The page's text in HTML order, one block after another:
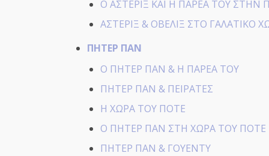
Ο ΑΣΤΕΡΙΞ ΚΑΙ Η ΠΑΡΕΑ ΤΟΥ ΣΤΗΝ
ΑΣΤΕΡΙΞ & ΟΒΕΛΙΞ ΣΤΟ ΓΑΛΑΤΙΚΟ
ΠΗΤΕΡ ΠΑΝ
Ο ΠΗΤΕΡ ΠΑΝ & Η ΠΑΡΕΑ ΤΟΥ
ΠΗΤΕΡ ΠΑΝ & ΠΕΙΡΑΤΕΣ
Η ΧΩΡΑ ΤΟΥ ΠΟΤΕ
Ο ΠΗΤΕΡ ΠΑΝ ΣΤΗ ΧΩΡΑ ΤΟΥ ΠΟΤΕ
ΠΗΤΕΡ ΠΑΝ & ΓΟΥΕΝΤΥ